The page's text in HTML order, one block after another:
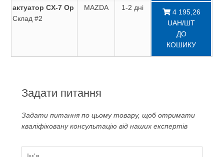
актуатор CX-7 Ор
Склад #2
MAZDA 1-2 дні
4 195,26
UAH/ШТ
ДО
КОШИКУ
Задати питання
Задати питання по цьому товару, щоб отримати
кваліфіковану консультацію від наших експертів